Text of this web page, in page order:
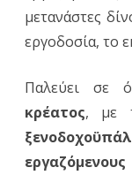
μετανάστες
εργοδοσία, το
Παλεύει σε
κρέατος, με
εργαζόμενους